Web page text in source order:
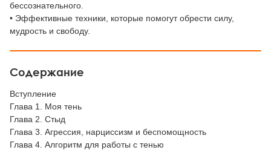
бессознательного.
• Эффективные техники, которые помогут обрести силу,
мудрость и свободу.
Содержание
Вступление
Глава 1. Моя тень
Глава 2. Стыд
Глава 3. Агрессия, нарциссизм и беспомощность
Глава 4. Алгоритм для работы с тенью